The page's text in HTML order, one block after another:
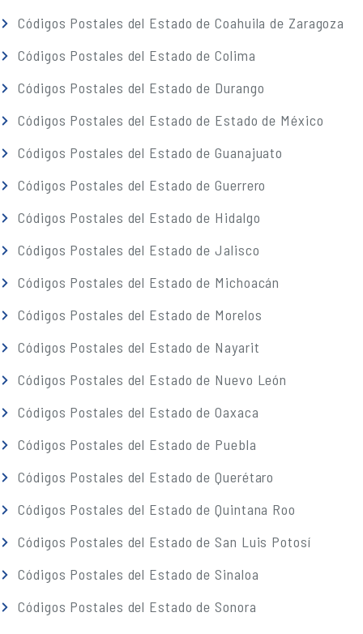
Códigos Postales del Estado de Coahuila de Zaragoza
Códigos Postales del Estado de Colima
Códigos Postales del Estado de Durango
Códigos Postales del Estado de Estado de México
Códigos Postales del Estado de Guanajuato
Códigos Postales del Estado de Guerrero
Códigos Postales del Estado de Hidalgo
Códigos Postales del Estado de Jalisco
Códigos Postales del Estado de Michoacán
Códigos Postales del Estado de Morelos
Códigos Postales del Estado de Nayarit
Códigos Postales del Estado de Nuevo León
Códigos Postales del Estado de Oaxaca
Códigos Postales del Estado de Puebla
Códigos Postales del Estado de Querétaro
Códigos Postales del Estado de Quintana Roo
Códigos Postales del Estado de San Luis Potosí
Códigos Postales del Estado de Sinaloa
Códigos Postales del Estado de Sonora